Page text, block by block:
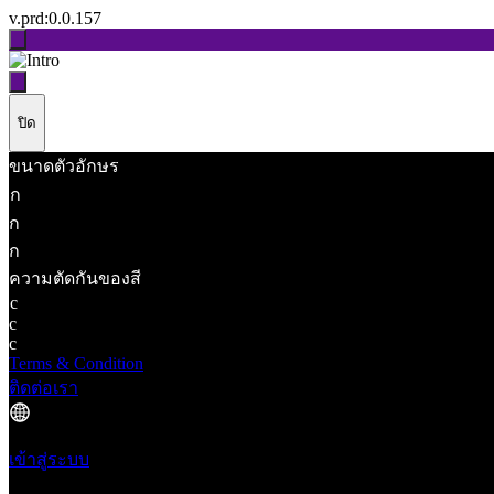
v.prd:0.0.157
ปิด
ขนาดตัวอักษร
ก
ก
ก
ความตัดกันของสี
c
c
c
Terms & Condition
ติดต่อเรา
เข้าสู่ระบบ